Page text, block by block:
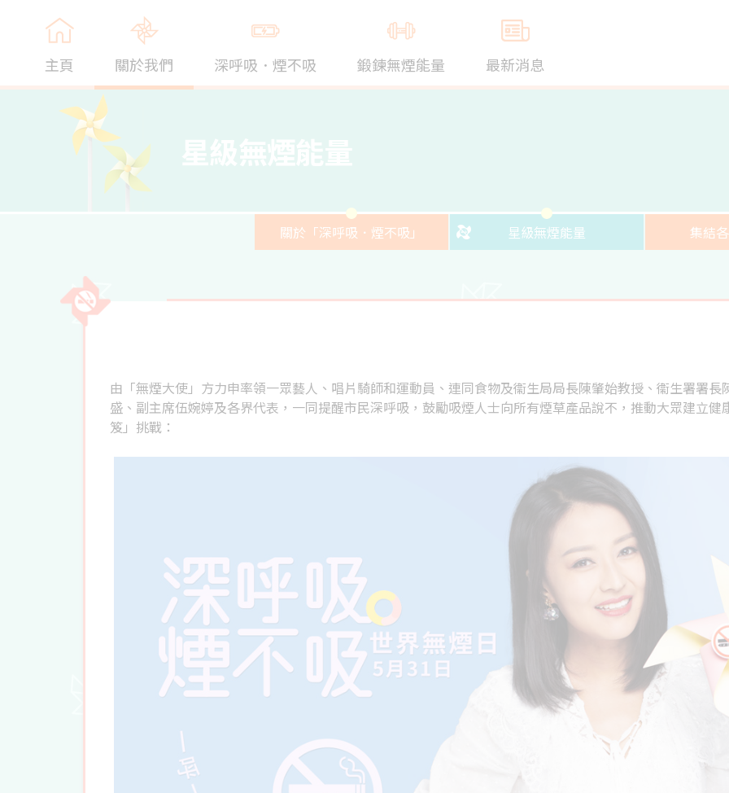
主頁 關於我們 深呼吸．煙不吸 鍛鍊無煙能量 最新消息
星級無煙能量
關於「深呼吸．煙不吸」 星級無煙能量 集結
由「無煙大使」方力申率領一眾藝人、唱片騎師和運動員、連同食物及衞生局局長陳肇始教授、衞生署署
盛、副主席伍婉婷及各界代表，一同提醒市民深呼吸，鼓勵吸煙人士向所有煙草產品說不，推動大眾建立
笈」挑戰：